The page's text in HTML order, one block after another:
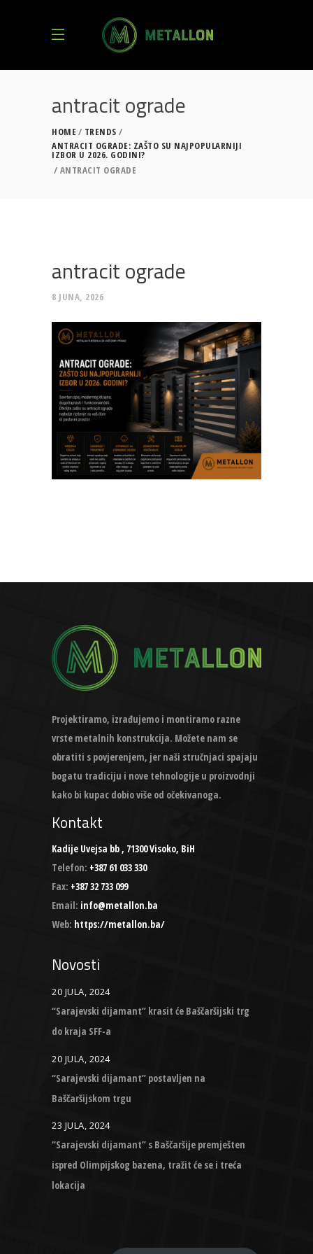
antracit ograde
HOME
TRENDS
ANTRACIT OGRADE: ZAŠTO SU NAJPOPULARNIJI
IZBOR U 2026. GODINI?
ANTRACIT OGRADE
antracit ograde
8 JUNA, 2026
Projektiramo, izrađujemo i montiramo razne
vrste metalnih konstrukcija. Možete nam se
obratiti s povjerenjem, jer naši stručnjaci spajaju
bogatu tradiciju i nove tehnologije u proizvodnji
kako bi kupac dobio više od očekivanoga.
Kontakt
Kadije Uvejsa bb , 71300 Visoko, BiH
Telefon: +387 61 033 330
Fax: +387 32 733 099
Email: info@metallon.ba
Web: https://metallon.ba/
Novosti
20 JULA, 2024
“Sarajevski dijamant” krasit će Baščaršijski trg
do kraja SFF-a
20 JULA, 2024
“Sarajevski dijamant” postavljen na
Baščaršijskom trgu
23 JULA, 2024
“Sarajevski dijamant” s Baščaršije premješten
ispred Olimpijskog bazena, tražit će se i treća
lokacija